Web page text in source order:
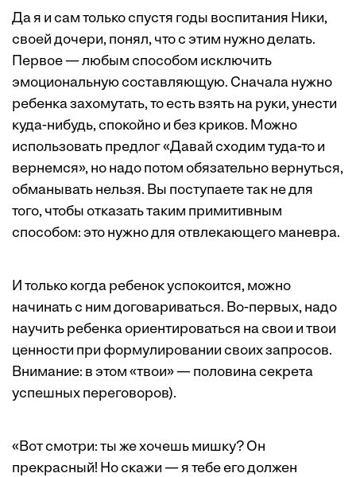
Да я и сам только спустя годы воспитания Ники,
своей дочери, понял, что с этим нужно делать.
Первое — любым способом исключить
эмоциональную составляющую. Сначала нужно
ребенка захомутать, то есть взять на руки, унести
куда-нибудь, спокойно и без криков. Можно
использовать предлог «Давай сходим туда-то и
вернемся», но надо потом обязательно вернуться,
обманывать нельзя. Вы поступаете так не для
того, чтобы отказать таким примитивным
способом: это нужно для отвлекающего маневра.
И только когда ребенок успокоится, можно
начинать с ним договариваться. Во-первых, надо
научить ребенка ориентироваться на свои и твои
ценности при формулировании своих запросов.
Внимание: в этом «твои» — половина секрета
успешных переговоров).
«Вот смотри: ты же хочешь мишку? Он
прекрасный! Но скажи — я тебе его должен